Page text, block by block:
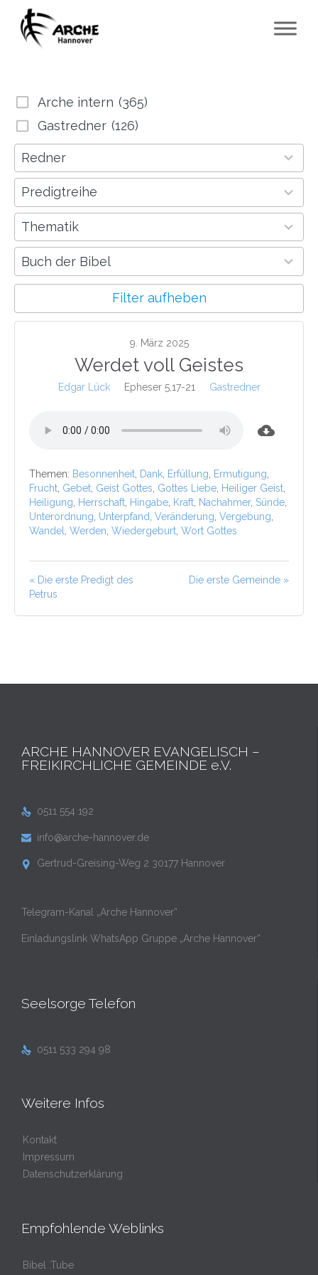
Arche intern (365)
Gastredner (126)
Redner
64
results
available
Predigtreihe
18
results
available
Thematik
791
results
available
Buch der Bibel
53
results
available
Filter aufheben
9. März 2025
Werdet voll Geistes
Edgar Lück Epheser 5,17-21 Gastredner
Themen: Besonnenheit Dank Erfüllung Ermutigung
Frucht Gebet Geist Gottes Gottes Liebe Heiliger Geist
Heiligung
Herrschaft Hingabe Kraft Nachahmer, Sünde
Unterordnung Unterpfand Veränderung Vergebung
Wandel
Werden Wiedergeburt Wort Gottes
« Die erste Predigt des
Petrus
Die erste Gemeinde »
ARCHE HANNOVER EVANGELISCH –
FREIKIRCHLICHE GEMEINDE e.V.
 0511 554 192
 info@arche-hannover.de
 Gertrud-Greising-Weg 2 30177 Hannover
Telegram-Kanal „Arche Hannover“
Einladungslink WhatsApp Gruppe „Arche Hannover“
Seelsorge Telefon
 0511 533 294 98
Weitere Infos
Kontakt
Impressum
Datenschutzerklärung
Empfohlende Weblinks
Bibel .Tube